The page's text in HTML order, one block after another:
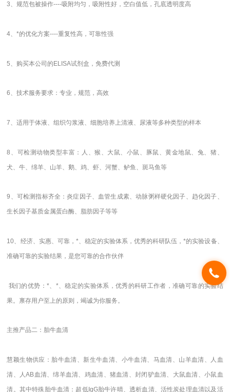
3、规范包被操作----吸附均匀，吸附性好，空白值低，孔底透明度高
4、*的优化方案----重复性高，可靠性强
5、购买本公司的ELISA试剂盒，免费代测
6、技术服务要求：专业，规范，高效
7、适用于体液、组织匀浆液、细胞培养上清液、尿液等多种类型的样本
8、可检测动物类型丰富：人、猴、大鼠、小鼠、豚鼠、黄金地鼠、兔、猪、
犬、牛、绵羊、山羊、鹅、鸡、虾、河蟹、鲈鱼、斑马鱼等
9、可检测指标齐全：炎症因子、血管生成素、动脉粥样硬化因子、趋化因子、
生长因子基质金属蛋白酶、脂肪因子等等
10、经济、实惠、可靠，*、稳定的实验体系，优秀的科研队伍，*的实验设备、
准确可靠的实验结果，是您可靠的合作伙伴
我们的优势：*、*、稳定的实验体系，优秀的科研工作者，准确可靠的实验结
果。禀存用户至上的原则，竭诚为你服务。
主推产品二：胎牛血清
慧颖生物供应：胎牛血清、新生牛血清、小牛血清、马血清、山羊血清、人血
清、人AB血清、绵羊血清、鸡血清、猪血清、封闭驴血清、大鼠血清、小鼠血
清。其中特殊胎牛血清：超低IgG胎牛许晴、透析血清、活性炭处理血清以及活